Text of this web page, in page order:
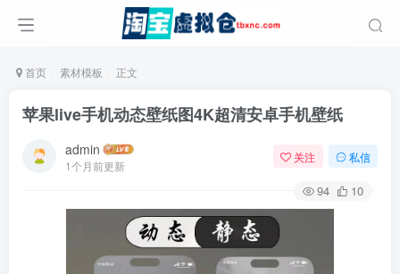
首页 素材模板 正文
苹果live手机动态壁纸图4K超清安卓手机壁纸
admin
1个月前更新
关注 私信
94 10